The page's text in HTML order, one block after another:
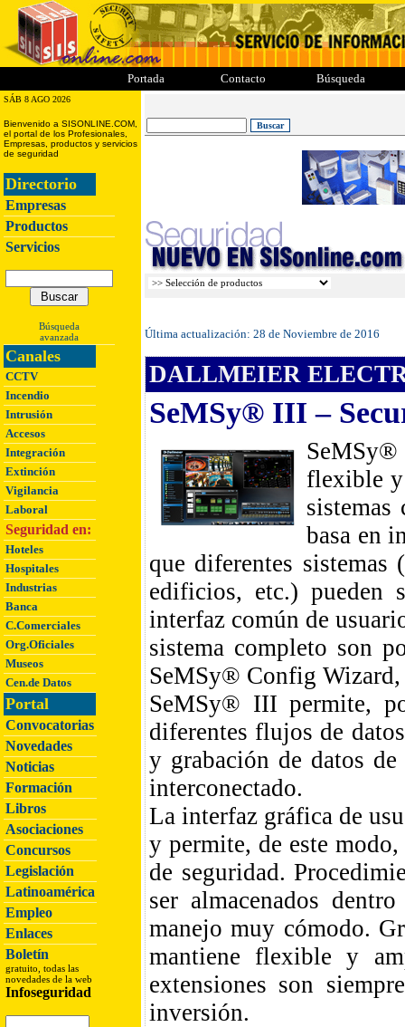
Portada Contacto Búsqueda
SÁB 8 AGO 2026
Bienvenido a SISONLINE.COM,
el portal de los Profesionales,
Empresas, productos y servicios
de seguridad
Directorio
Empresas
Productos
Servicios
Búsqueda
avanzada
Canales
CCTV
Incendio
Intrusión
Accesos
Integración
Extinción
Vigilancia
Laboral
Seguridad en:
Hoteles
Hospitales
Industrias
Banca
C.Comerciales
Org.Oficiales
Museos
Cen.de Datos
Portal
Convocatorias
Novedades
Noticias
Formación
Libros
Asociaciones
Concursos
Legislación
Latinoamérica
Empleo
Enlaces
Boletín
gratuito, todas las
novedades de la web
Infoseguridad
Última actualización: 28 de Noviembre de 2016
DALLMEIER
SeMSy® III –
flexible y
basa en
que diferentes
edificios, etc.) pueden
interfaz común de
sistema completo son
SeMSy® Config Wizard,
SeMSy® III permite,
diferentes flujos de
y grabación de datos
interconectado.
La interfaz gráfica de
y permite, de este
de seguridad.
ser almacenados
manejo muy cómodo.
mantiene flexible y
extensiones son
inversión.